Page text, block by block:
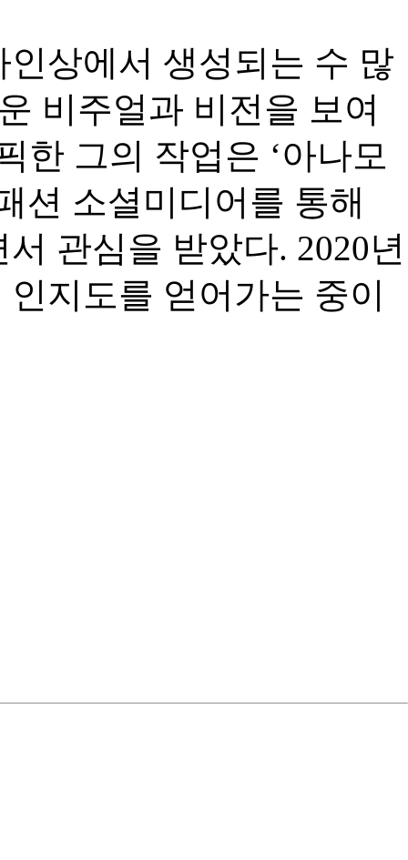
상에서 생성되는 수 많
비주얼과 비전을 보여
한 그의 작업은 ‘아나모
션 소셜미디어를 통해
관심을 받았다. 2020년
지도를 얻어가는 중이